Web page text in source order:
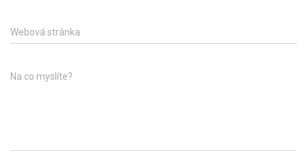
Webová stránka
Na co myslíte?